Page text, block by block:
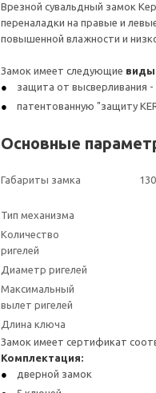
Врезной сувальдный замок
переналадки на правые и
повышенной влажности и
Замок имеет следующие виды
защита от высверливания
патентованную "защиту
Основные
Габариты замка
Тип механизма
Количество
ригелей
Диаметр ригелей
Максимальный
вылет ригелей
Длина ключа
Замок имеет сертификат
Комплектация:
дверной замок